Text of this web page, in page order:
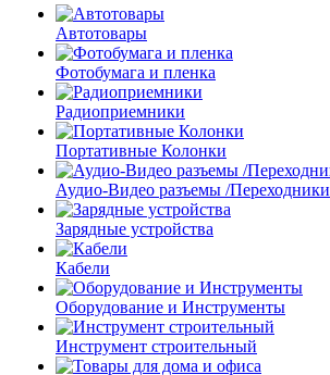
Автотовары
Фотобумага и пленка
Радиоприемники
Портативные Колонки
Аудио-Видео разъемы /Переходники
Зарядные устройства
Кабели
Оборудование и Инструменты
Инструмент строительный